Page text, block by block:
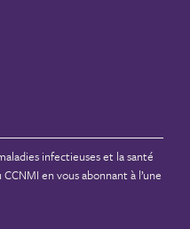
infectieuses et la santé
en vous abonnant à l’une